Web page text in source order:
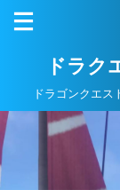
ドラク
ドラゴンクエ